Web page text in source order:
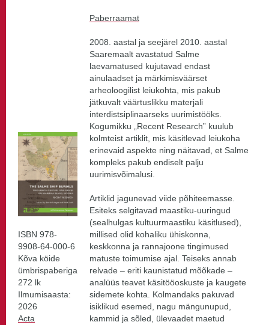
ISBN 978-
9908-64-000-6
Kõva köide
ümbrispaberiga
272 lk
Ilmumisaasta:
2026
Acta
Paberraamat
2008. aastal ja seejärel 2010. aastal
Saaremaalt avastatud Salme
laevamatused kujutavad endast
ainulaadset ja märkimisväärset
arheoloogilist leiukohta, mis pakub
jätkuvalt väärtuslikku materjali
interdistsiplinaarseks uurimistööks.
Kogumikku „Recent Research” kuulub
kolmteist artiklit, mis käsitlevad leiukoha
erinevaid aspekte ning näitavad, et Salme
kompleks pakub endiselt palju
uurimisvõimalusi.
Artiklid jagunevad viide põhiteemasse.
Esiteks selgitavad maastiku-uuringud
(sealhulgas kultuurmaastiku käsitlused),
millised olid kohaliku ühiskonna,
keskkonna ja rannajoone tingimused
matuste toimumise ajal. Teiseks annab
relvade – eriti kaunistatud mõõkade –
analüüs teavet käsitööoskuste ja kaugete
sidemete kohta. Kolmandaks pakuvad
isiklikud esemed, nagu mängunupud,
kammid ja sõled, ülevaadet maetud